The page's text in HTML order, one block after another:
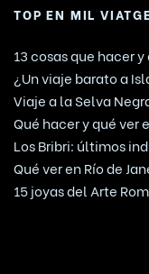
TOP EN MIL
13 cosas que hacer
¿Un viaje barato a
Viaje a la Selva
Qué hacer y qué ver
Los Bribri: últimos
Qué ver en Río de
15 joyas del Arte